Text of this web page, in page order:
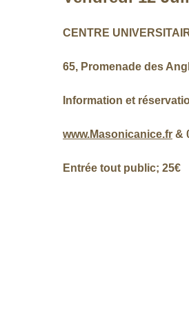
CENTRE
65, Promenade des
Information et
www.Masonicanice.fr &
Entrée tout public; 25€